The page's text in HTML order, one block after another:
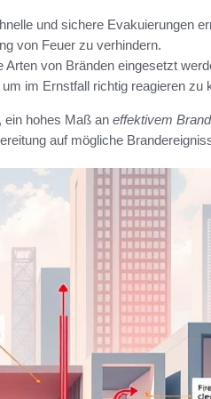
und sichere Evakuierungen
von Feuer zu verhindern.
von Bränden eingesetzt
im Ernstfall richtig reagieren zu
ein hohes Maß an effektivem
auf mögliche